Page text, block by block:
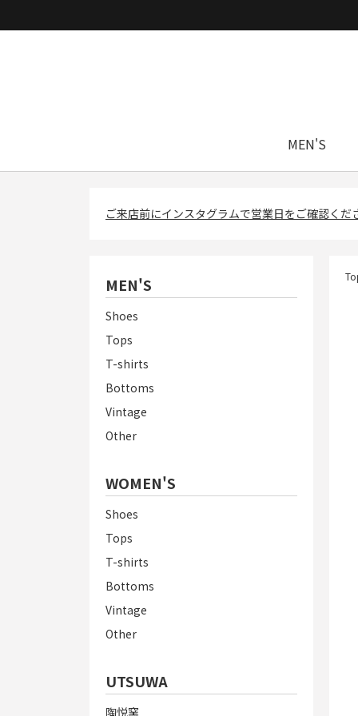
MEN'S
ご来店前にインスタグラムで営業日をご確認くだ
MEN'S
Shoes
Tops
T-shirts
Bottoms
Vintage
Other
WOMEN'S
Shoes
Tops
T-shirts
Bottoms
Vintage
Other
UTSUWA
陶悦窯